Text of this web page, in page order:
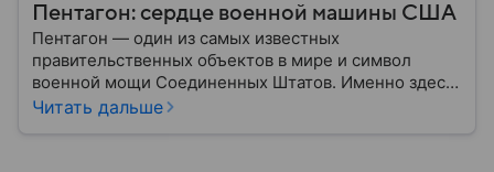
Пентагон: сердце военной машины США
Пентагон — один из самых известных
правительственных объектов в мире и символ
военной мощи Соединенных Штатов. Именно здесь
располагается штаб-квартира Министерства
Читать дальше